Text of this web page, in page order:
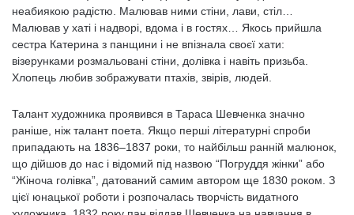
неабиякою радістю. Малював ними стіни, лави, стіл…
Малював у хаті і надворі, вдома і в гостях… Якось прийшла
сестра Катерина з панщини і не впізнала своєї хати:
візерунками розмальовані стіни, долівка і навіть призьба.
Хлопець любив зображувати птахів, звірів, людей.
Талант художника проявився в Тараса Шевченка значно
раніше, ніж талант поета. Якщо перші літературні спроби
припадають на 1836–1837 роки, то найбільш ранній малюнок,
що дійшов до нас і відомий під назвою “Погруддя жінки” або
“Жіноча голівка”, датований самим автором ще 1830 роком. З
цієї юнацької роботи і розпочалась творчість видатного